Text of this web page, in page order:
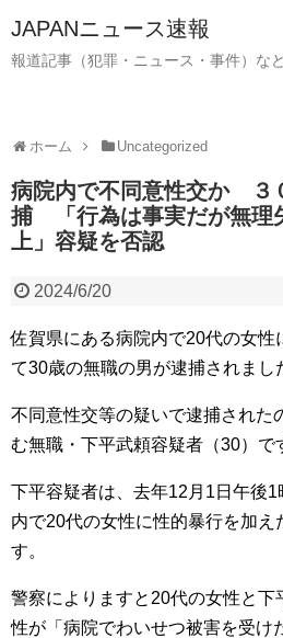
JAPANニュース速報
報道記事（犯罪・ニュース・事件）な
ホーム Uncategorized
病院内で不同意性交か ３
捕 「行為は事実だが無理
上」容疑を否認
2024/6/20
佐賀県にある病院内で20代の女性
て30歳の無職の男が逮捕されまし
不同意性交等の疑いで逮捕された
む無職・下平武頼容疑者（30）で
下平容疑者は、去年12月1日午後
内で20代の女性に性的暴行を加え
す。
警察によりますと20代の女性と下
性が「病院でわいせつ被害を受け